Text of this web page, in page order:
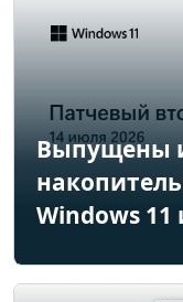
Выпущены
Windows 11